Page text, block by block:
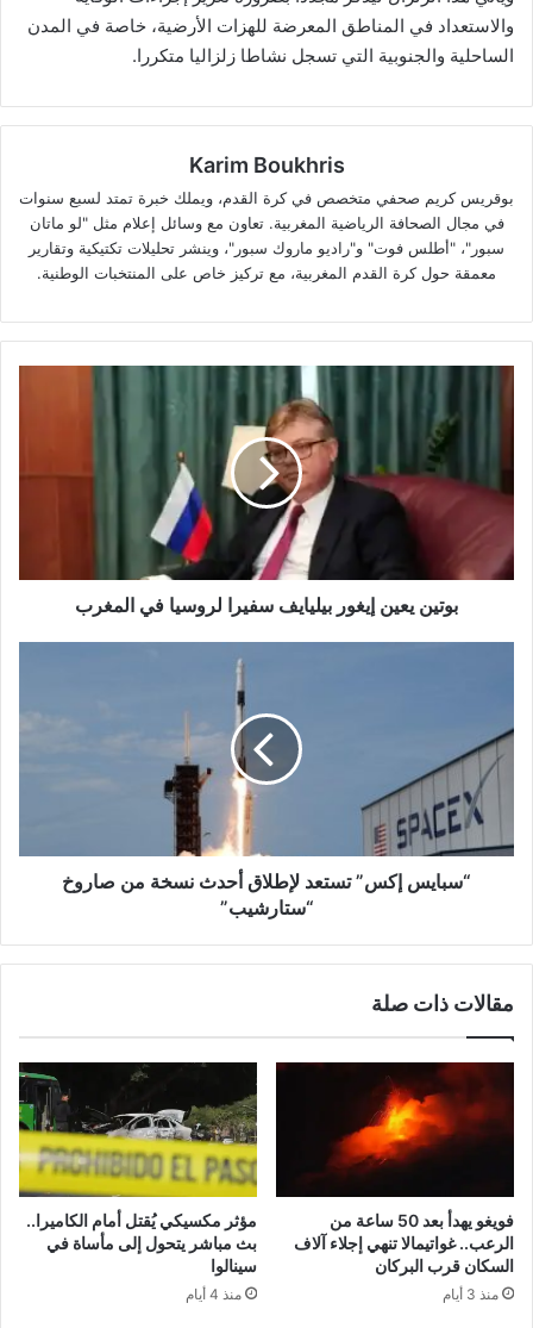
والاستعداد في المناطق المعرضة للهزات الأرضية، خاصة في المدن
الساحلية والجنوبية التي تسجل نشاطا زلزاليا متكررا.
Karim Boukhris
بوقريس كريم صحفي متخصص في كرة القدم، ويملك خبرة تمتد لسبع سنوات
في مجال الصحافة الرياضية المغربية. تعاون مع وسائل إعلام مثل "لو ماتان
سبور"، "أطلس فوت" و"راديو ماروك سبور"، وينشر تحليلات تكتيكية وتقارير
معمقة حول كرة القدم المغربية، مع تركيز خاص على المنتخبات الوطنية.
لروسيا
المغرب
بوتين يعين إيغور بيليايف سفيرا لروسيا في المغرب
لإطلاق
أحدث
نسخة
صاروخ
“ستارشيب”
“سبايس إكس” تستعد لإطلاق أحدث نسخة من صاروخ
“ستارشيب”
مقالات ذات صلة
فويغو يهدأ بعد 50 ساعة من
الرعب.. غواتيمالا تنهي إجلاء آلاف
السكان قرب البركان
منذ 3 أيام
مؤثر مكسيكي يُقتل أمام الكاميرا..
بث مباشر يتحول إلى مأساة في
سينالوا
منذ 4 أيام